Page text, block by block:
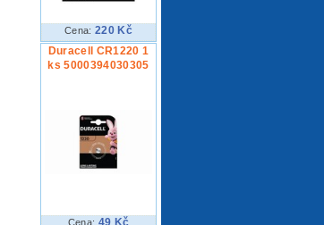
Cena: 220 Kč
Duracell CR1220 1
ks 5000394030305
Cena: 49 Kč